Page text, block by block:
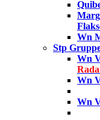
Wn
Stp
Wn
Wn
Wn